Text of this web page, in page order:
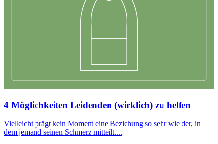
4 Möglichkeiten Leidenden (wirklich) zu helfen
Vielleicht prägt kein Moment eine Beziehung so sehr wie der, in
dem jemand seinen Schmerz mitteilt....